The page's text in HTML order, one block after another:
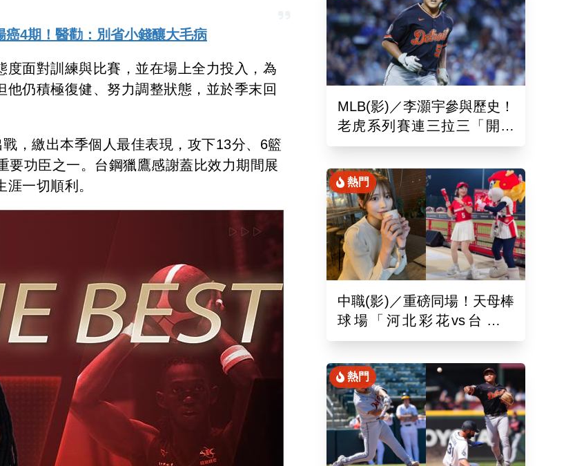
4期！醫勸：別省小錢釀大毛病
面對訓練與比賽，並在場上全力投入，為
仍積極復健、努力調整狀態，並於季末回
，繳出本季個人最佳表現，攻下13分、6籃
功臣之一。台鋼獵鷹感謝蓋比效力期間展
一切順利。
MLB(影)／李灝宇參與歷史！
老虎系列賽連三拉三「開對
手魯閣」追平130年偉業
熱門
中職(影)／重磅同場！天母棒
球場「河北彩花vs台北彩
華」網挺：30年前彩華不輸
熱門